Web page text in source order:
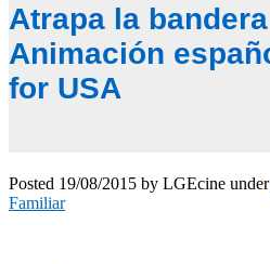
Atrapa la
Animación
for USA
Posted 19/08/2015 by LGEcine under
Familiar